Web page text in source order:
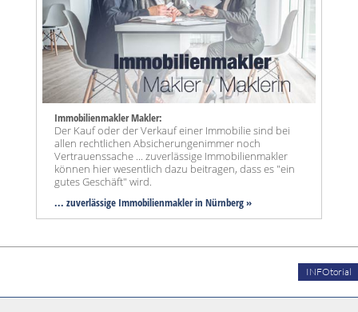
Immobilienmakler Makler:
Der Kauf oder der Verkauf einer Immobilie sind bei
allen rechtlichen Absicherungenimmer noch
Vertrauenssache ... zuverlässige Immobilienmakler
können hier wesentlich dazu beitragen, dass es "ein
gutes Geschäft" wird.
... zuverlässige Immobilienmakler in Nürnberg »
INFOtorial